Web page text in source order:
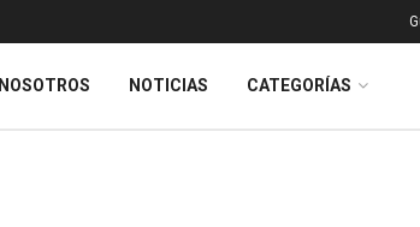
NOSOTROS NOTICIAS CATEGORÍAS